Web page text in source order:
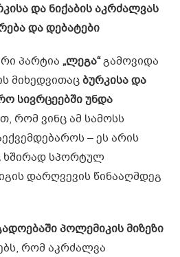
და ნიქაბის აკრძალვას
და დებატები
პარტია „ლეგა“გამოვიდა
მიხედვითაცბურკისა და
სივრცეებში უნდა
რომ ვინც ამ სამოსს
– ეს არის
სპორტულ
დარღვევის წინააღმდეგ
პოლემიკის მიზეზი
რომ აკრძალვა